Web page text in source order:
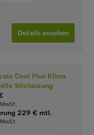
Details ansehen
Cool Plus Klima
Sitzheizung
229 € mtl.